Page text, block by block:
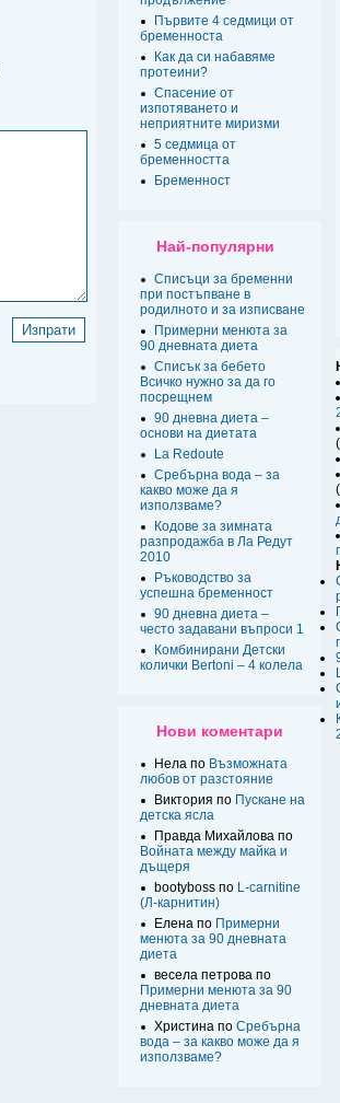
Първите 4 седмици от
бременноста
Как да си набавяме
протеини?
Спасение от
изпотяването и
неприятните миризми
5 седмица от
бременността
Бременност
Най-популярни
Списъци за бременни
при постъпване в
родилното и за изписване
Примерни менюта за
90 дневната диета
Списък за бебето
Всичко нужно за да го
посрещнем
90 дневна диета –
основи на диетата
La Redoute
Сребърна вода – за
какво може да я
използваме?
Кодове за зимната
разпродажба в Ла Редут
2010
Ръководство за
успешна бременност
90 дневна диета –
често задавани въпроси 1
Комбинирани Детски
колички Bertoni – 4 колела
Нови коментари
Нела по Възможната
любов от разстояние
Виктория по Пускане на
детска ясла
Правда Михайлова по
Войната между майка и
дъщеря
bootyboss по L-carnitine
(Л-карнитин)
Елена по Примерни
менюта за 90 дневната
диета
весела петрова по
Примерни менюта за 90
дневната диета
Христина по Сребърна
вода – за какво може да я
използваме?